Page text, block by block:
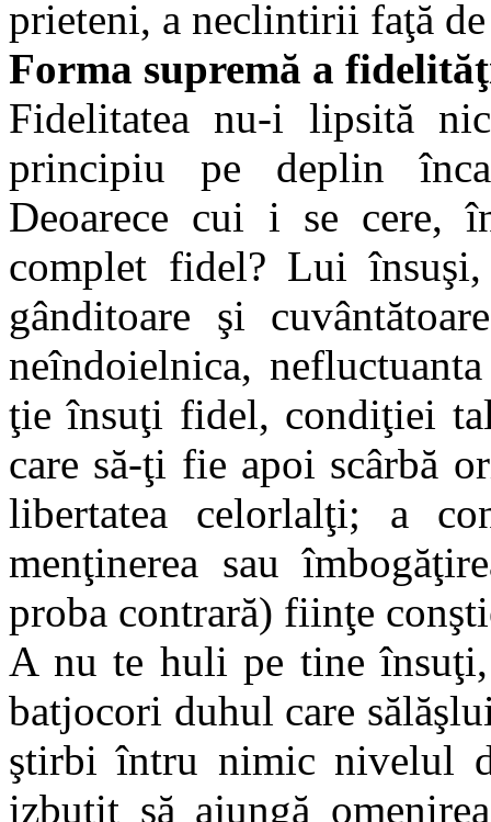
prieteni, a neclintirii faţă
Forma supremă a
Fidelitatea nu-i lipsită
principiu pe deplin
Deoarece cui i se cere,
complet fidel? Lui
gânditoare şi
neîndoielnica,
ţie însuţi fidel, condiţiei
care să-ţi fie apoi scârbă
libertatea celorlalţi; a
menţinerea sau
proba contrară) fiinţe
A nu te huli pe tine
batjocori duhul care
ştirbi întru nimic nivelul
izbutit să ajungă